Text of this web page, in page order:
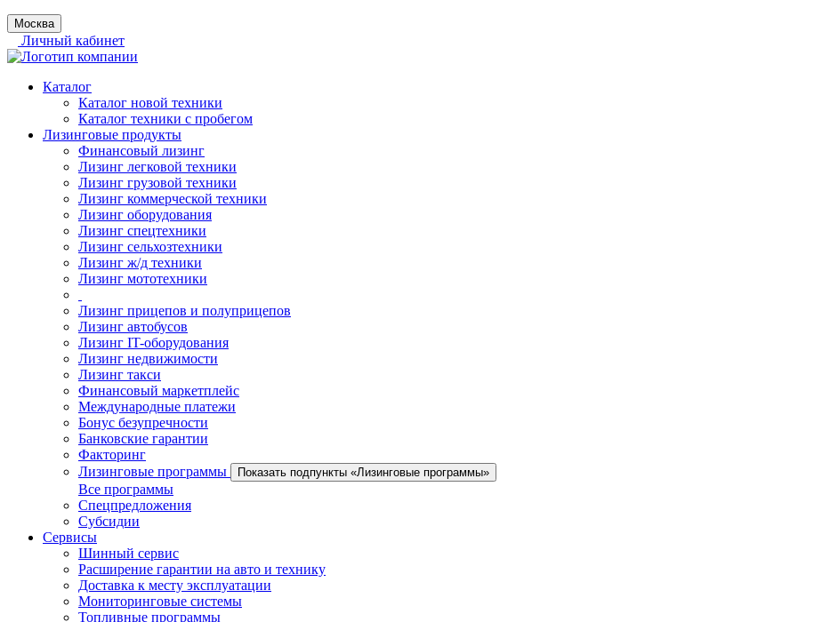
Москва
Личный кабинет
Каталог
Каталог новой техники
Каталог техники с пробегом
Лизинговые продукты
Финансовый лизинг
Лизинг легковой техники
Лизинг грузовой техники
Лизинг коммерческой техники
Лизинг оборудования
Лизинг спецтехники
Лизинг сельхозтехники
Лизинг ж/д техники
Лизинг мототехники
Лизинг прицепов и полуприцепов
Лизинг автобусов
Лизинг IT-оборудования
Лизинг недвижимости
Лизинг такси
Финансовый маркетплейс
Международные платежи
Бонус безупречности
Банковские гарантии
Факторинг
Лизинговые программы
Показать подпункты «Лизинговые программы»
Все программы
Спецпредложения
Субсидии
Сервисы
Шинный сервис
Расширение гарантии на авто и технику
Доставка к месту эксплуатации
Мониторинговые системы
Топливные программы